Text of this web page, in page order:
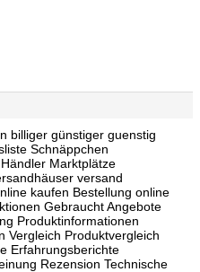
billiger günstiger guenstig
Schnäppchen
Marktplätze
versand
kaufen Bestellung online
Gebraucht Angebote
Produktinformationen
Vergleich Produktvergleich
Erfahrungsberichte
Rezension Technische